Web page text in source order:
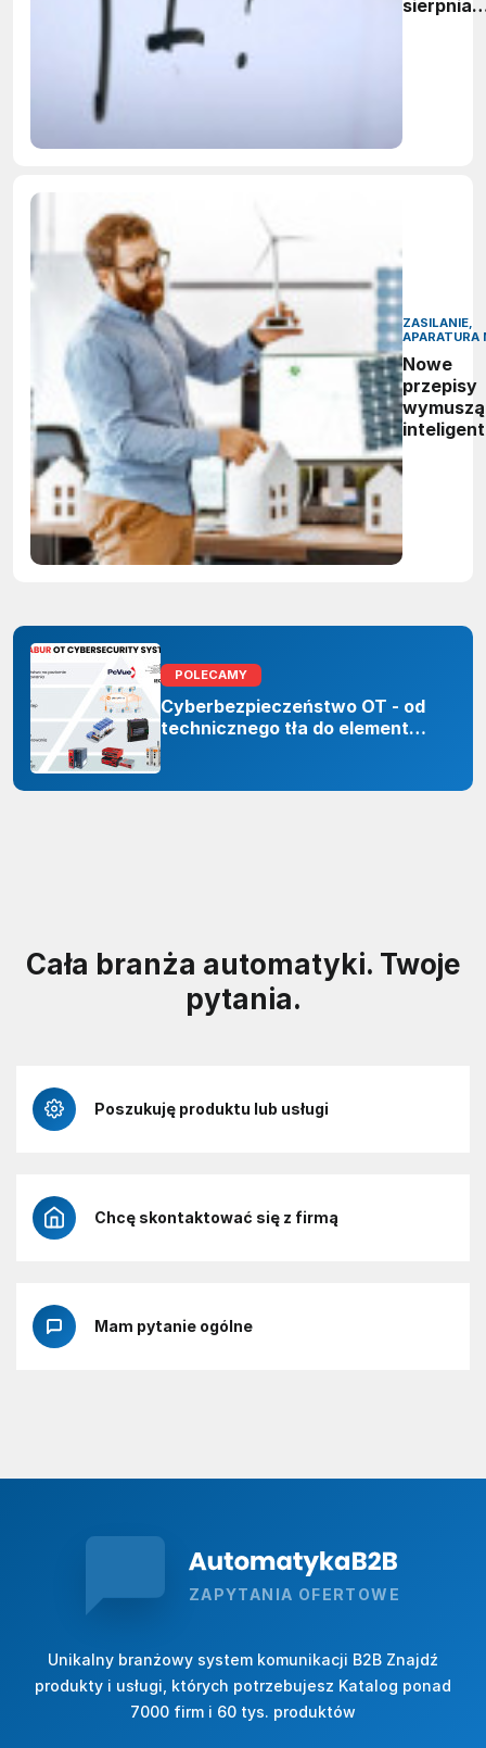
sierpnia
ZASILANIE,
APARATURA
Nowe
przepisy
wymuszą
POLECAMY
Cyberbezpieczeństwo OT - od
technicznego tła do elementu
Cała branża automatyki. Twoje
pytania.
Poszukuję produktu lub usługi
Chcę skontaktować się z firmą
Mam pytanie ogólne
ZAPYTANIA OFERTOWE
Unikalny branżowy system komunikacji B2B Znajdź
produkty i usługi, których potrzebujesz Katalog ponad
7000 firm i 60 tys. produktów